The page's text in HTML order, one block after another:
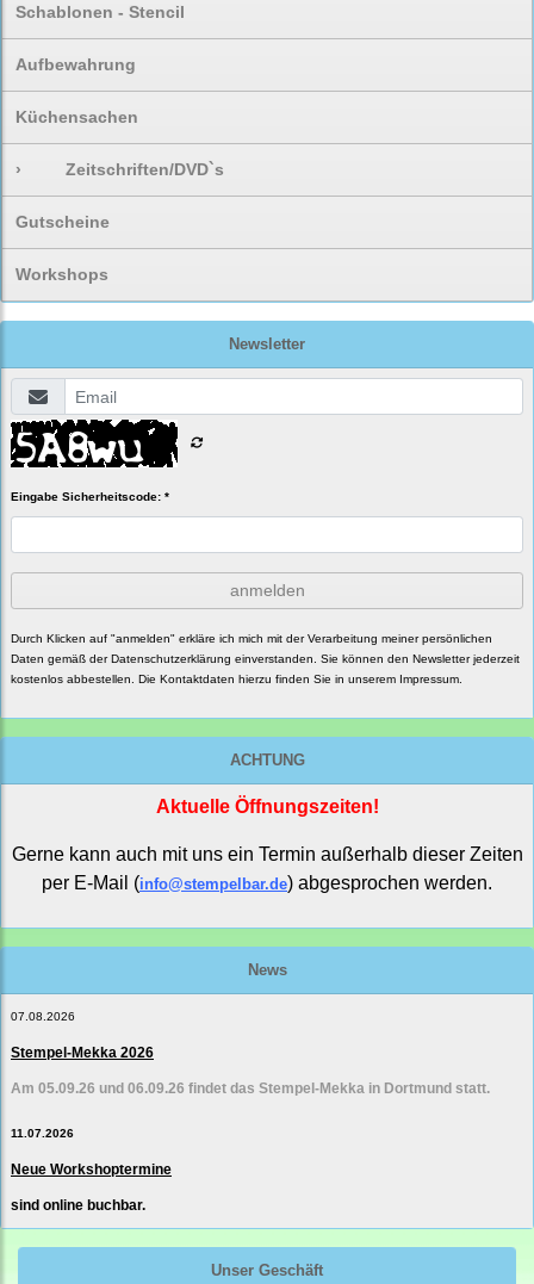
Schablonen - Stencil
Aufbewahrung
Küchensachen
› Zeitschriften/DVD`s
Gutscheine
Workshops
Newsletter
Eingabe Sicherheitscode: *
anmelden
Durch Klicken auf "anmelden" erkläre ich mich mit der Verarbeitung meiner persönlichen
Daten gemäß der Datenschutzerklärung einverstanden. Sie können den Newsletter jederzeit
kostenlos abbestellen. Die Kontaktdaten hierzu finden Sie in unserem Impressum.
ACHTUNG
Aktuelle Öffnungszeiten!
Gerne kann auch mit uns ein Termin außerhalb dieser Zeiten
per E-Mail (info@stempelbar.de) abgesprochen werden.
News
07.08.2026
Stempel-Mekka 2026
Am 05.09.26 und 06.09.26 findet das Stempel-Mekka in Dortmund statt.
11.07.2026
Neue Workshoptermine
sind online buchbar.
Unser Geschäft